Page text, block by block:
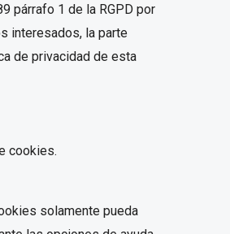
párrafo 1 de la RGPD por
interesados, la parte
de privacidad de esta
cookies.
solamente pueda